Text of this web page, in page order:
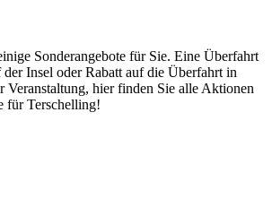
Sonderangebote für Sie. Eine Überfahrt
Insel oder Rabatt auf die Überfahrt in
Veranstaltung, hier finden Sie alle Aktionen
für Terschelling!